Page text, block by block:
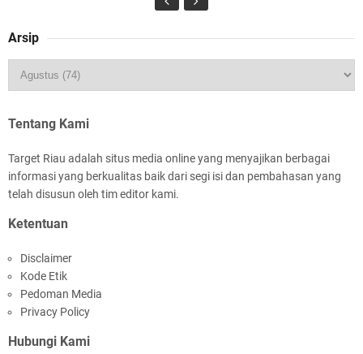
Jelang Ekspedisi Merah Putih Presisi Polda Riau
Asmar: Kunci Perkuat Ketahanan Pangan
Daerah Kepulauan
Arsip
Tentang Kami
Target Riau adalah situs media online yang menyajikan berbagai
informasi yang berkualitas baik dari segi isi dan pembahasan yang
telah disusun oleh tim editor kami.
Ketentuan
Disclaimer
Kode Etik
Pedoman Media
Privacy Policy
Hubungi Kami